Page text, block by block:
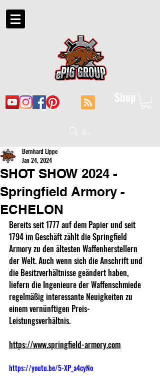
Shop
Suche
SHOT SHOW 2024 -
Springfield Armory -
ECHELON
Bernhard Lippe
Jan 24, 2024
Bereits seit 1777 auf dem Papier und seit
1794 im Geschäft zählt die Springfield
Armory zu den ältesten Waffenherstellern
der Welt. Auch wenn sich die Anschrift und
die Besitzverhältnisse geändert haben,
liefern die Ingenieure der Waffenschmiede
regelmäßig interessante Neuigkeiten zu
einem vernünftigen Preis-
Leistungsverhältnis.
https://www.springfield-armory.com
https://youtu.be/5-XP_a4cyNo